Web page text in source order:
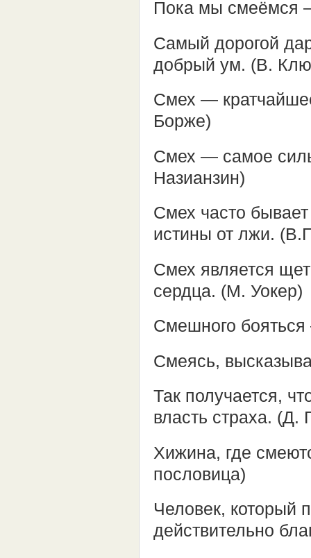
Пока мы смеёмся
Самый дорогой
добрый ум. (В.
Смех —
Борже)
Смех — самое
Назианзин)
Смех часто
истины от лжи.
Смех является
сердца. (М. Уокер)
Смешного
Смеясь,
Так получается,
власть страха. (Д.
Хижина, где
пословица)
Человек, который
действительно